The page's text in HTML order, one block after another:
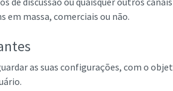
em massa, comerciais ou não.
as suas configurações, com o